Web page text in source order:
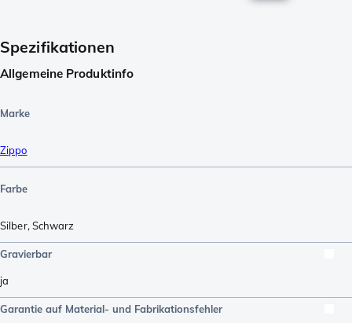
Spezifikationen
Allgemeine Produktinfo
Marke
Zippo
Farbe
Silber,Schwarz
Gravierbar
ja
Garantie auf Material- und Fabrikationsfehler